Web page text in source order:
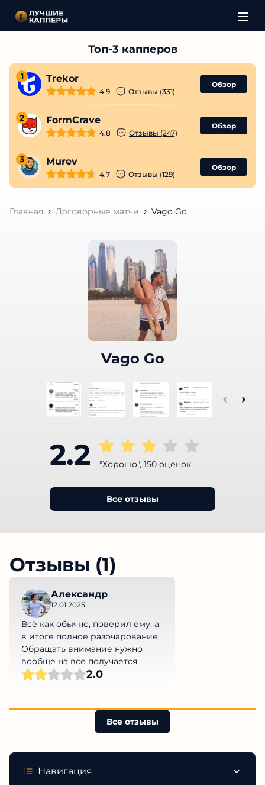
1 Trekor
4.9 Отзывы (331)
Обзор
2 FormCrave
4.8 Отзывы (247)
Обзор
3 Murev
4.7 Отзывы (129)
Обзор
Главная Договорные матчи Vago Go
Vago Go
2.2 "Хорошо", 150 оценок
Все отзывы
Отзывы (1)
Александр
12.01.2025
Всё как обычно, поверил ему, а
в итоге полное разочарование.
Обращать внимание нужно
вообще на все получается.
2.0
Все отзывы
Навигация